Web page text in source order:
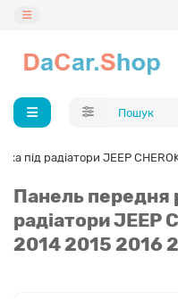
під радіатори JEEP
Панель передня
радіатори JEEP
2014 2015 2016